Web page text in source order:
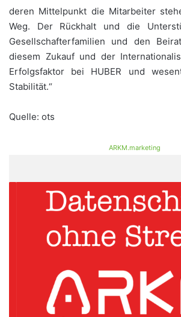
deren Mittelpunkt die Mitarbeiter
Weg. Der Rückhalt und die
Gesellschafterfamilien und den
diesem Zukauf und der
Erfolgsfaktor bei HUBER und
Stabilität.“
Quelle: ots
ARKM.marketing